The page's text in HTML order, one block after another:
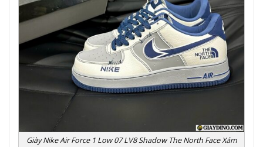
Giày Nike Air Force 1 Low 07 LV8 Shadow The North Face Xám